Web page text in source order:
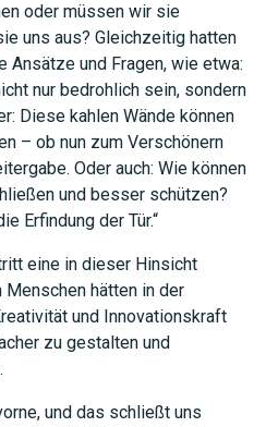
oder müssen wir sie
uns aus? Gleichzeitig hatten
Ansätze und Fragen, wie etwa:
nur bedrohlich sein, sondern
Diese kahlen Wände können
– ob nun zum Verschönern
Oder auch: Wie können
und besser schützen?
Erfindung der Tür.“
eine in dieser Hinsicht
hätten in der
und Innovationskraft
zu gestalten und
und das schließt uns